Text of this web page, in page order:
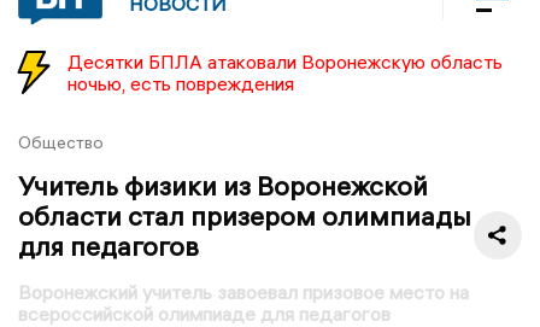
Десятки БПЛА атаковали Воронежскую область
ночью, есть повреждения
Общество
Учитель физики из Воронежской
области стал призером олимпиады
для педагогов
Воронежский учитель завоевал призовое место на
всероссийской олимпиаде для педагогов